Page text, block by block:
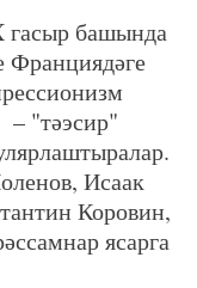
гасыр башында
Франциядәге
– "тәэсир"
Исаак
Коровин,
ясарга